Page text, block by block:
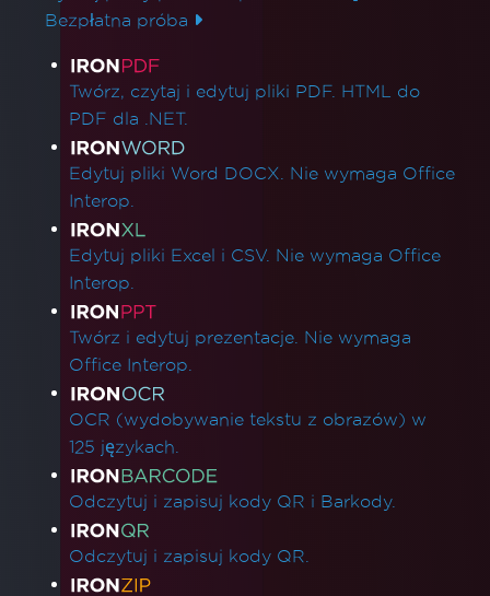
Bezpłatna próba
Linki do produktów
Twórz, czytaj i edytuj pliki PDF. HTML do
PDF dla .NET.
Edytuj pliki Word DOCX. Nie wymaga Office
Interop.
Edytuj pliki Excel i CSV. Nie wymaga Office
Interop.
Twórz i edytuj prezentacje. Nie wymaga
Office Interop.
OCR (wydobywanie tekstu z obrazów) w
125 językach.
Odczytuj i zapisuj kody QR i Barkody.
Odczytuj i zapisuj kody QR.